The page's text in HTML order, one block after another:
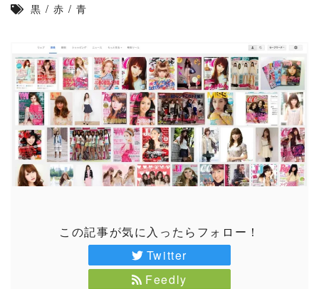
黒 / 赤 / 青
この記事が気に入ったらフォロー！
Twitter
Feedly